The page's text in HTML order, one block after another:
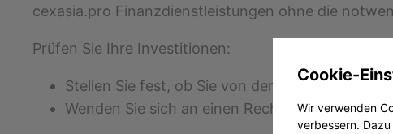
cexasia.pro Finanzdienstleistungen ohne die
Prüfen Sie Ihre Investitionen:
Stellen Sie fest, ob Sie von der Warnung der
Wenden Sie sich an einen Rechtsanwalt, wenn
Cookie-
Wir verwenden
verbessern.